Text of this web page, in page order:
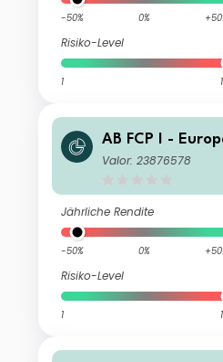
-50% 0%
Risiko-Level
1
AB FCP I -
o AT SGD H Inc
Valor: 23876578
Jährliche Rendite
-50% 0%
Risiko-Level
1